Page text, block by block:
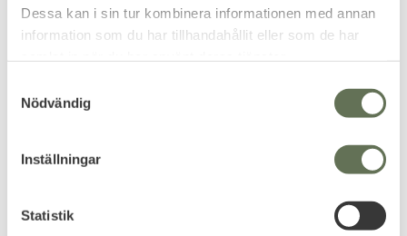
Dessa kan i sin tur kombinera informationen med annan
information som du har tillhandahållit eller som de har
Nödvändig
Inställningar
Statistik
119 KR